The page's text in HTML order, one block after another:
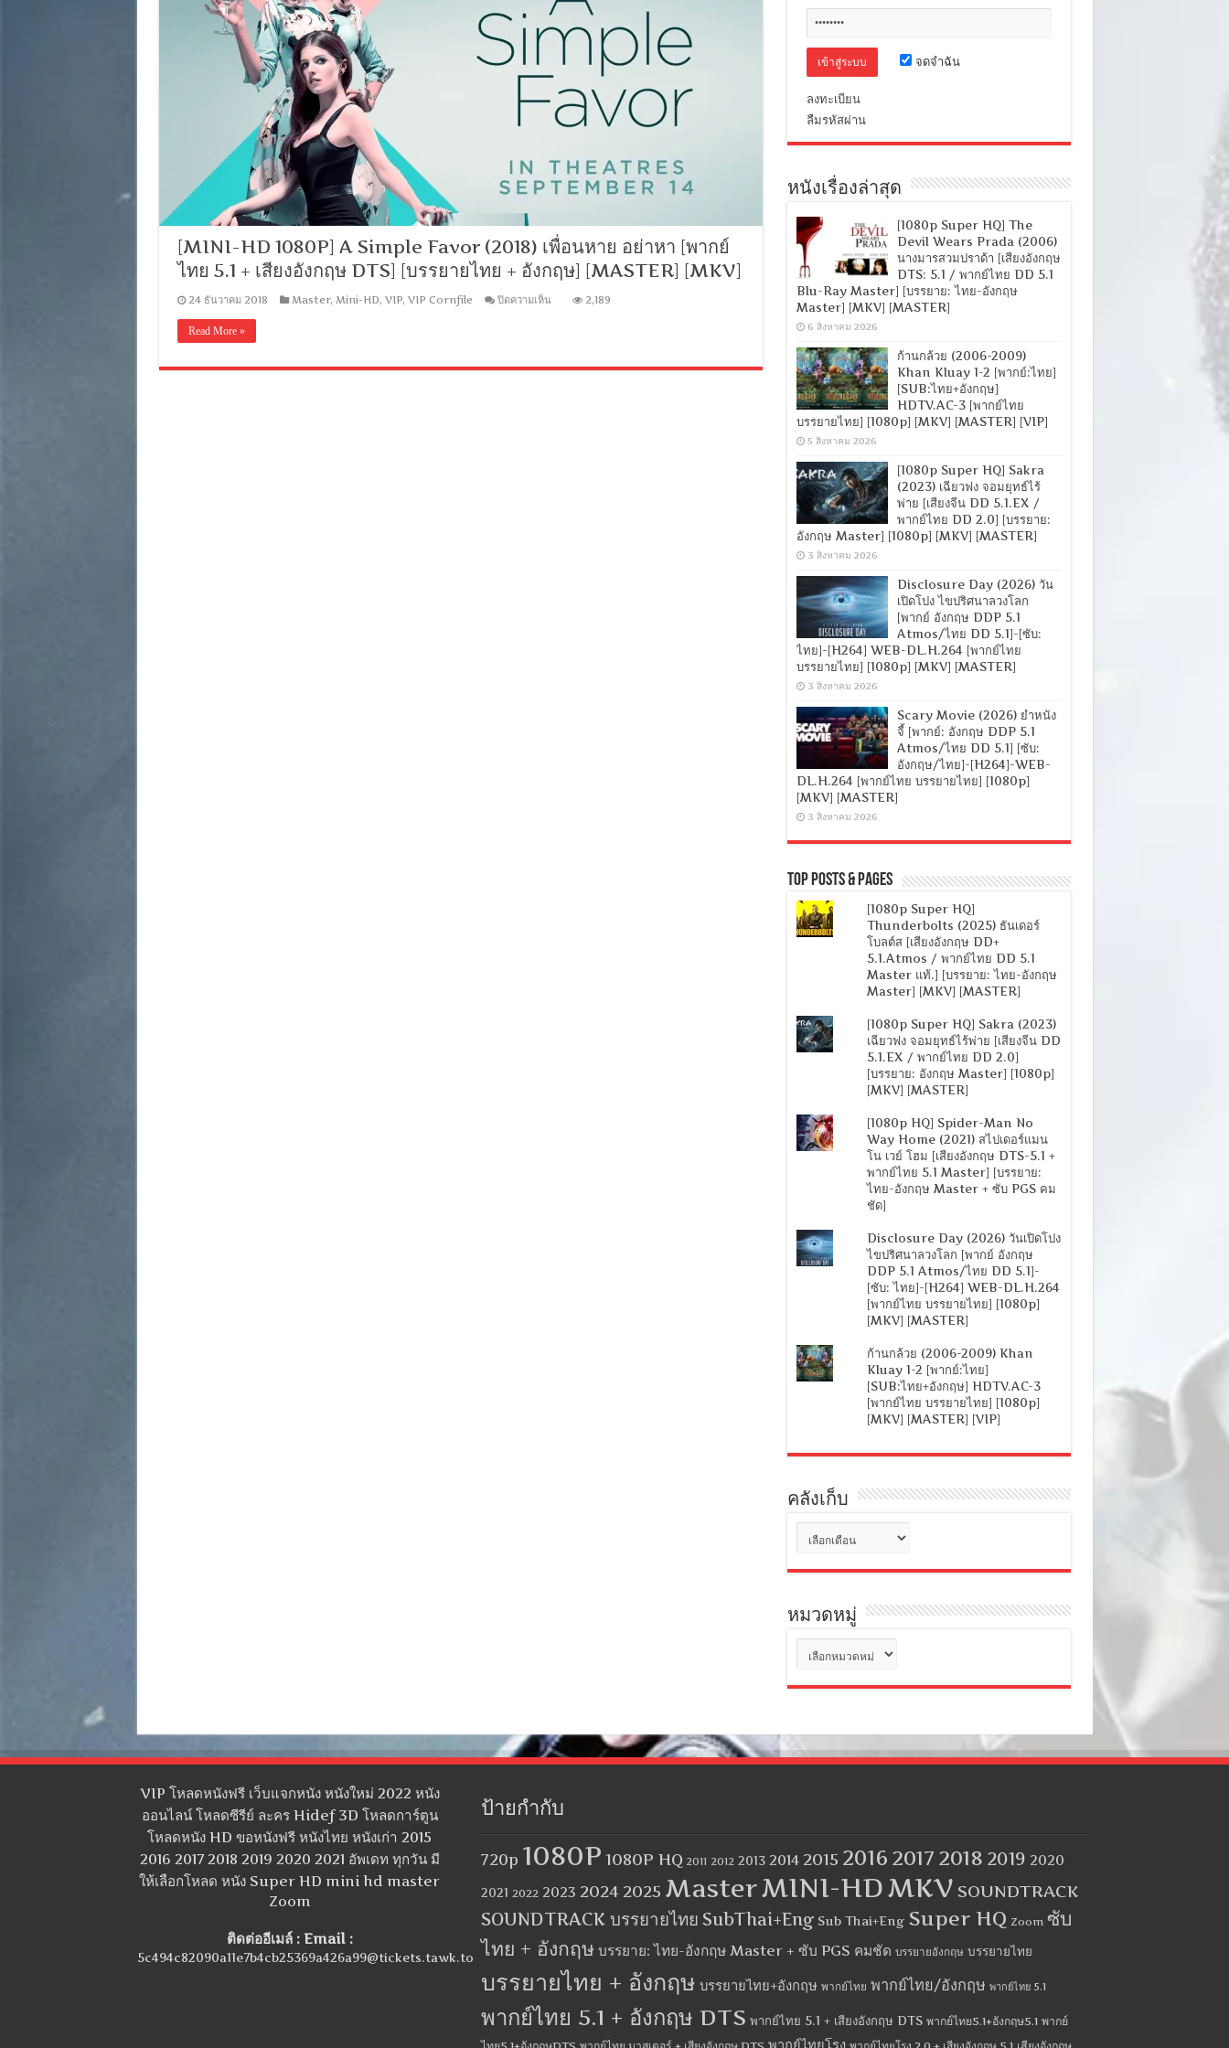
[MINI-HD 1080P] A Simple Favor (2018) เพื่อนหาย อย่าหา [พากย์
ไทย 5.1 + เสียงอังกฤษ DTS] [บรรยายไทย + อังกฤษ] [MASTER] [MKV]
24 ธันวาคม 2018 Master, Mini-HD, VIP, VIP Cornfile ปิดความเห็นบน
Simple
2,189
Read More »
จดจำฉัน
ลงทะเบียน
ลืมรหัสผ่าน
หนังเรื่องล่าสุด
[1080p Super HQ] The
Devil Wears Prada (2006)
นางมารสวมปราด้า [เสียงอังกฤษ
DTS: 5.1 / พากย์ไทย DD 5.1
Blu-Ray Master] [บรรยาย: ไทย-อังกฤษ
Master] [MKV] [MASTER]
6 สิงหาคม 2026
ก้านกล้วย (2006-2009)
Khan Kluay 1-2 [พากย์:ไทย]
[SUB:ไทย+อังกฤษ]
HDTV.AC-3 [พากย์ไทย
บรรยายไทย] [1080p] [MKV] [MASTER] [VIP]
5 สิงหาคม 2026
[1080p Super HQ] Sakra
(2023) เฉียวฟง จอมยุทธ์ไร้
พ่าย [เสียงจีน DD 5.1.EX /
พากย์ไทย DD 2.0] [บรรยาย:
อังกฤษ Master] [1080p] [MKV] [MASTER]
3 สิงหาคม 2026
Disclosure Day (2026) วัน
เปิดโปง ไขปริศนาลวงโลก
[พากย์ อังกฤษ DDP 5.1
Atmos/ไทย DD 5.1]-[ซับ:
ไทย]-[H264] WEB-DL.H.264 [พากย์ไทย
บรรยายไทย] [1080p] [MKV] [MASTER]
3 สิงหาคม 2026
Scary Movie (2026) ยำหนัง
จี้ [พากย์: อังกฤษ DDP 5.1
Atmos/ไทย DD 5.1] [ซับ:
อังกฤษ/ไทย]-[H264]-WEB-
DL.H.264 [พากย์ไทย บรรยายไทย] [1080p]
[MKV] [MASTER]
3 สิงหาคม 2026
Top Posts & Pages
[1080p Super HQ]
Thunderbolts (2025) ธันเดอร์
โบลต์ส [เสียงอังกฤษ DD+
5.1.Atmos / พากย์ไทย DD 5.1
Master แท้.] [บรรยาย: ไทย-อังกฤษ
Master] [MKV] [MASTER]
[1080p Super HQ] Sakra (2023)
เฉียวฟง จอมยุทธ์ไร้พ่าย [เสียงจีน DD
5.1.EX / พากย์ไทย DD 2.0]
[บรรยาย: อังกฤษ Master] [1080p]
[MKV] [MASTER]
[1080p HQ] Spider-Man No
Way Home (2021) สไปเดอร์แมน
โน เวย์ โฮม [เสียงอังกฤษ DTS-5.1 +
พากย์ไทย 5.1 Master] [บรรยาย:
ไทย-อังกฤษ Master + ซับ PGS คม
ชัด]
Disclosure Day (2026) วันเปิดโปง
ไขปริศนาลวงโลก [พากย์ อังกฤษ
DDP 5.1 Atmos/ไทย DD 5.1]-
[ซับ: ไทย]-[H264] WEB-DL.H.264
[พากย์ไทย บรรยายไทย] [1080p]
[MKV] [MASTER]
ก้านกล้วย (2006-2009) Khan
Kluay 1-2 [พากย์:ไทย]
[SUB:ไทย+อังกฤษ] HDTV.AC-3
[พากย์ไทย บรรยายไทย] [1080p]
[MKV] [MASTER] [VIP]
คลังเก็บ
เก็บ
หมวดหมู่
หมู่
VIP โหลดหนังฟรี เว็บแจกหนัง หนังใหม่ 2022 หนัง
ออนไลน์ โหลดซีรีย์ ละคร Hidef 3D โหลดการ์ตูน
โหลดหนัง HD ขอหนังฟรี หนังไทย หนังเก่า 2015
2016 2017 2018 2019 2020 2021 อัพเดท ทุกวัน มี
ให้เลือกโหลด หนัง Super HD mini hd master
Zoom
ติดต่ออีเมล์ : Email :
5c494c82090a11e7b4cb25369a426a99@tickets.tawk.to
ป้ายกำกับ
720p 1080P 1080P HQ 2011 2012 2013 2014 2015 2016 2017 2018 2019 2020
2021 2022 2023 2024 2025 MasterMINI-HDMKV SOUNDTRACK
SOUNDTRACK บรรยายไทย SubThai+Eng Sub Thai+Eng Super HQ Zoom ซับ
ไทย + อังกฤษ บรรยาย: ไทย-อังกฤษ Master + ซับ PGS คมชัด บรรยายอังกฤษ บรรยายไทย
บรรยายไทย + อังกฤษ บรรยายไทย+อังกฤษ พากย์ไทย พากย์ไทย/อังกฤษ พากย์ไทย 5.1
พากย์ไทย 5.1 + อังกฤษ DTS พากย์ไทย 5.1 + เสียงอังกฤษ DTS พากย์ไทย5.1+อังกฤษ5.1 พากย์